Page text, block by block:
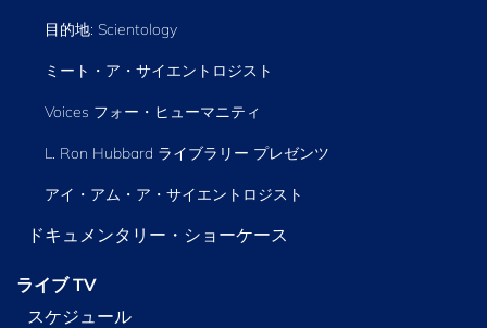
目的地: Scientology
ミート・ア・サイエントロジスト
Voices フォー・ヒューマニティ
L. Ron Hubbard ライブラリー プレゼンツ
アイ・アム・ア・サイエントロジスト
ドキュメンタリー・ショーケース
ライブ TV
スケジュール